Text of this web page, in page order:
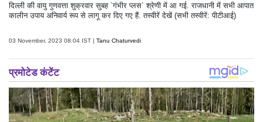
दिल्ली की वायु गुणवत्ता शुक्रवार सुबह `गंभीर प्लस` श्रेणी में आ गई. राजधानी में सभी आपात
कालीन उपाय अनिवार्य रूप से लागू कर दिए गए हैं. तस्वीरें देखें (सभी तस्वीरें: पीटीआई)
03 November, 2023 08:04 IST | Tanu Chaturvedi